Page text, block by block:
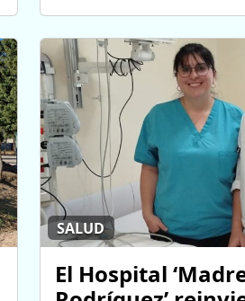
SALUD
El Hospital